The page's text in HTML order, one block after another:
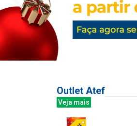
Outlet Atef
Veja mais